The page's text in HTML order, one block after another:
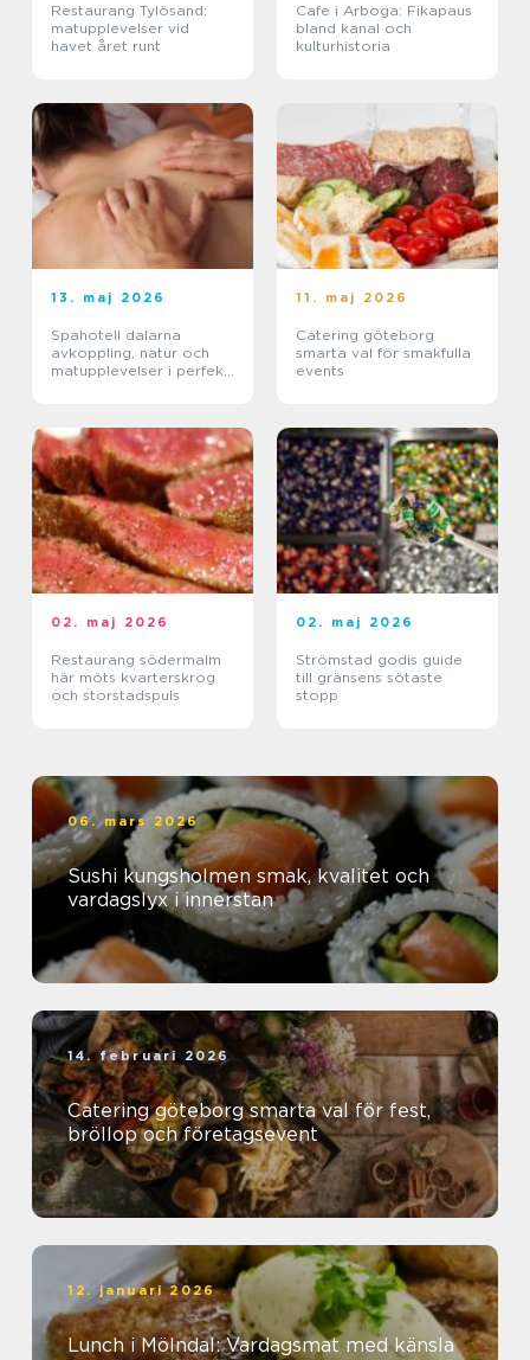
Restaurang Tylösand:
matupplevelser vid
havet året runt
Cafe i Arboga: Fikapaus
bland kanal och
kulturhistoria
13. maj 2026
Spahotell dalarna
avkoppling, natur och
matupplevelser i perfekt
11. maj 2026
Catering göteborg
smarta val för smakfulla
events
02. maj 2026
Restaurang södermalm
här möts kvarterskrog
och storstadspuls
02. maj 2026
Strömstad godis guide
till gränsens sötaste
stopp
06. mars 2026
Sushi kungsholmen smak, kvalitet och
vardagslyx i innerstan
14. februari 2026
Catering göteborg smarta val för fest,
bröllop och företagsevent
12. januari 2026
Lunch i Mölndal: Vardagsmat med känsla